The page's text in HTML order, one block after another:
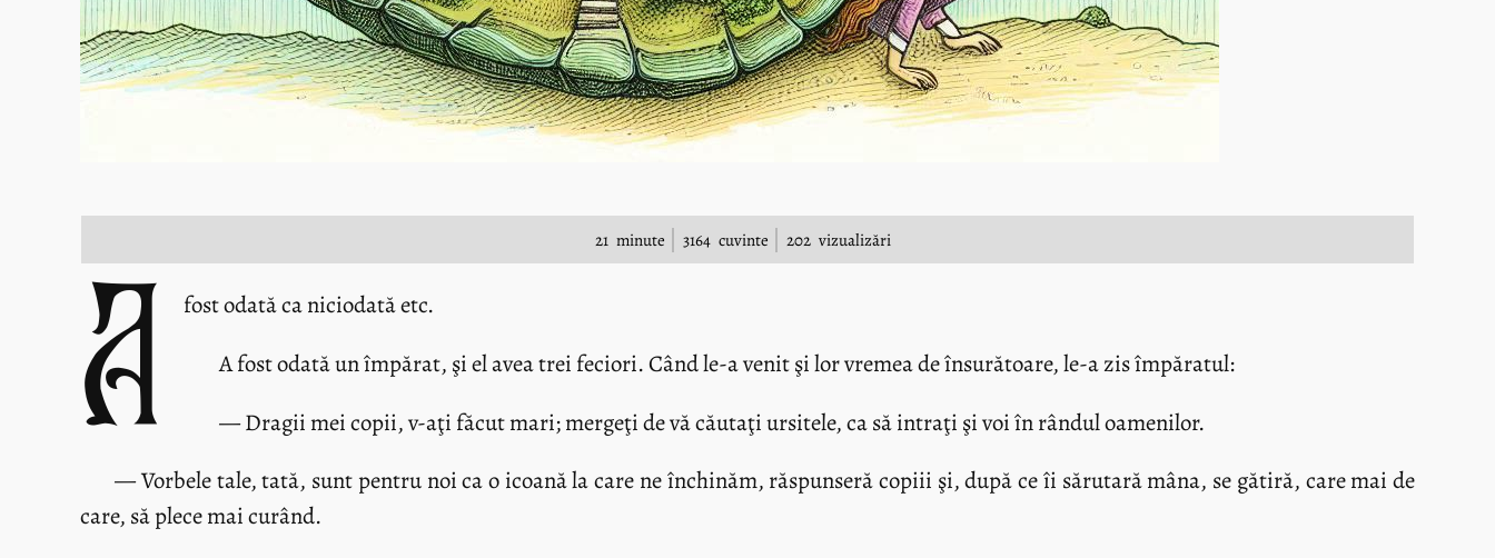
21 minute 3164 cuvinte 202 vizualizări
A
fost odată ca niciodată etc.
A fost odată un împărat, şi el avea trei feciori. Când le-a venit şi lor vremea de însurătoare, le-a zis împăratul:
— Dragii mei copii, v-aţi făcut mari; mergeţi de vă căutaţi ursitele, ca să intraţi şi voi în rândul oamenilor.
— Vorbele tale, tată, sunt pentru noi ca o icoană la care ne închinăm, răspunseră copiii şi, după ce îi sărutară mâna, se gătiră, care mai de
care, să plece mai curând.